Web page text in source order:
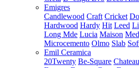
Emigres
Candlewood Craft Cricket
Hardwood Hardy Hit Leed
Long Mde Lucia Maison
Microcemento Olmo Slab
Emil Ceramica
20Twenty Be-Square Chateau